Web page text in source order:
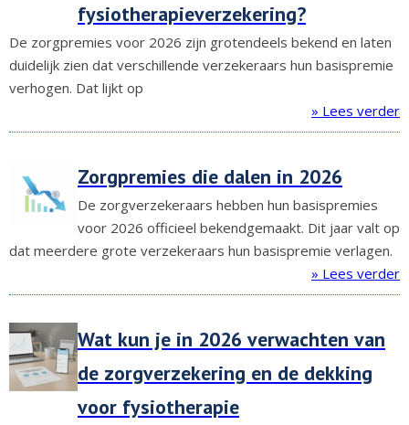
fysiotherapieverzekering?
De zorgpremies voor 2026 zijn grotendeels bekend en laten
duidelijk zien dat verschillende verzekeraars hun basispremie
verhogen. Dat lijkt op
» Lees verder
Zorgpremies die dalen in 2026
De zorgverzekeraars hebben hun basispremies
voor 2026 officieel bekendgemaakt. Dit jaar valt op
dat meerdere grote verzekeraars hun basispremie verlagen.
» Lees verder
Wat kun je in 2026 verwachten van
de zorgverzekering en de dekking
voor fysiotherapie